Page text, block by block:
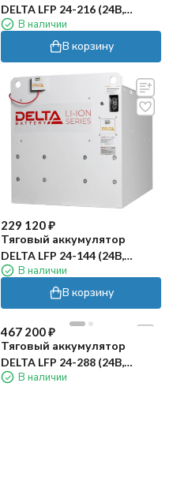
DELTA LFP 24-216 (24В,
216Ач, Li-ion)
В наличии
В корзину
229 120₽
Тяговый аккумулятор
DELTA LFP 24-144 (24В,
144Ач, Li-ion)
В наличии
В корзину
467 200₽
Тяговый аккумулятор
DELTA LFP 24-288 (24В,
288Ач, Li-ion)
В наличии